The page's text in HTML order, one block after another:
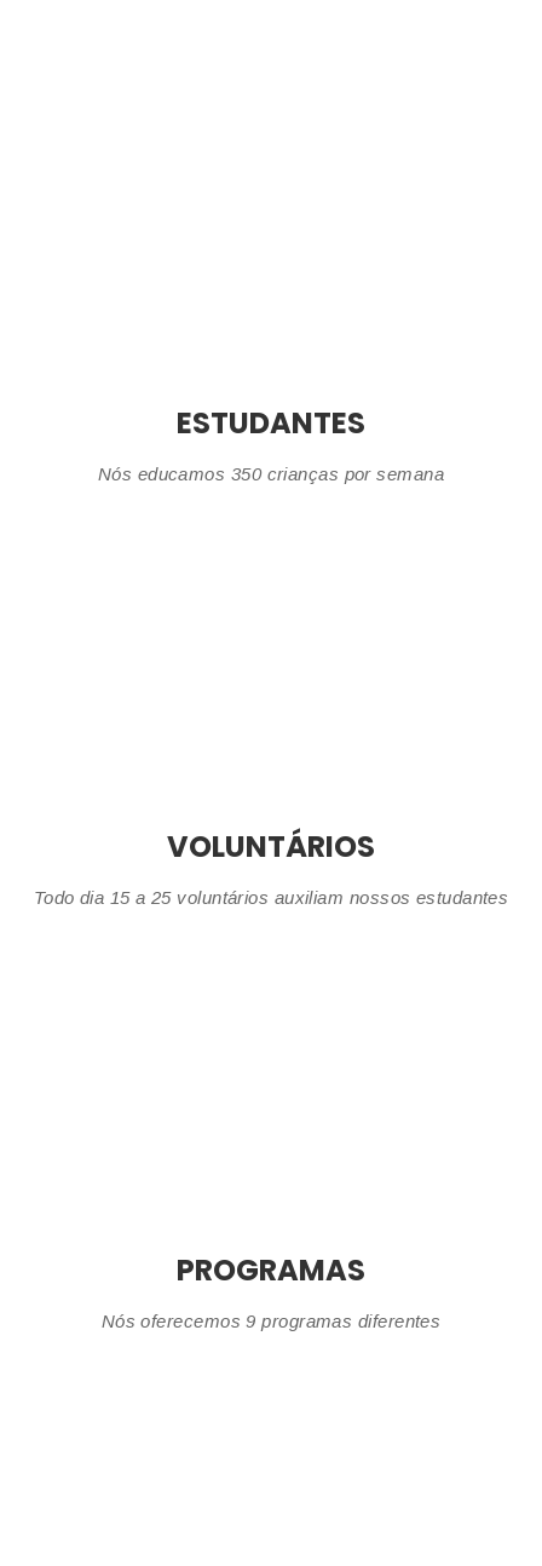
ESTUDANTES
Nós educamos 350 crianças por semana
VOLUNTÁRIOS
Todo dia 15 a 25 voluntários auxiliam nossos estudantes
PROGRAMAS
Nós oferecemos 9 programas diferentes